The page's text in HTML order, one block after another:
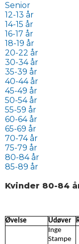
Senior
12-13 år
14-15 år
16-17 år
18-19 år
20-22 år
30-34 år
35-39 år
40-44 år
45-49 år
50-54 år
55-59 år
60-64 år
65-69 år
70-74 år
75-79 år
80-84 år
85-89 år
Kvinder 80-84
Øvelse Udøver
Inge
Stampe